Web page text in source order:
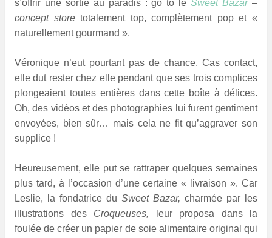
s’offrir une sortie au paradis : go to leSweet Bazar–
concept storetotalement top, complètement pop et «
naturellement gourmand ».
Véronique n’eut pourtant pas de chance. Cas contact,
elle dut rester chez elle pendant que ses trois complices
plongeaient toutes entières dans cette boîte à délices.
Oh, des vidéos et des photographies lui furent gentiment
envoyées, bien sûr… mais cela ne fit qu’aggraver son
supplice !
Heureusement, elle put se rattraper quelques semaines
plus tard, à l’occasion d’une certaine « livraison ». Car
Leslie, la fondatrice du Sweet Bazar, charmée par les
illustrations des Croqueuses, leur proposa dans la
foulée de créer un papier de soie alimentaire original qui